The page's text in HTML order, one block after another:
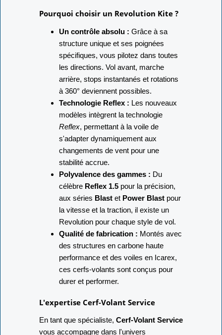
Pourquoi choisir un Revolution Kite ?
Un contrôle absolu : Grâce à sa
structure unique et ses poignées
spécifiques, vous pilotez dans toutes
les directions. Vol avant, marche
arrière, stops instantanés et rotations
à 360° deviennent possibles.
Technologie Reflex : Les nouveaux
modèles intègrent la technologie
Reflex, permettant à la voile de
s'adapter dynamiquement aux
changements de vent pour une
stabilité accrue.
Polyvalence des gammes : Du
célèbre Reflex 1.5 pour la précision,
aux séries Blast et Power Blast pour
la vitesse et la traction, il existe un
Revolution pour chaque style de vol.
Qualité de fabrication : Montés avec
des structures en carbone haute
performance et des voiles en Icarex,
ces cerfs-volants sont conçus pour
durer et performer.
L'expertise Cerf-Volant Service
En tant que spécialiste, Cerf-Volant Service
vous accompagne dans l'univers